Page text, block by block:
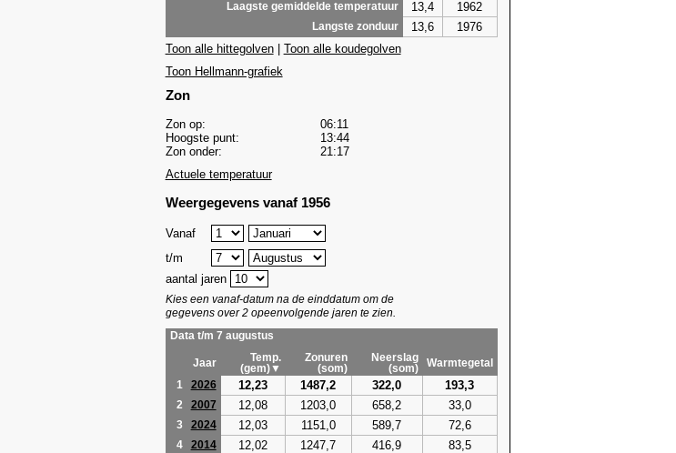
Laagste gemiddelde temperatuur 13,4 1962
Langste zonduur 13,6
1976
Toon alle hittegolven| Toon alle koudegolven
Toon Hellmann-grafiek
Zon
Zon op:
06:11
Hoogste punt:
13:44
Zon onder:
21:17
Actuele temperatuur
Weergegevens vanaf 1956
Vanaf
t/m
aantal jaren
Kies een vanaf-datum na de einddatum om de
gegevens over 2 opeenvolgende jaren te zien.
Data t/m 7 augustus
Jaar
Temp.
(gem)▼
Zonuren
(som)
Neerslag
(som)
Warmtegetal
1
2026 12,23 1487,2 322,0 193,3
2 2007 12,08 1203,0 658,2 33,0
3 2024 12,03 1151,0 589,7 72,6
4 2014 12,02 1247,7 416,9 83,5